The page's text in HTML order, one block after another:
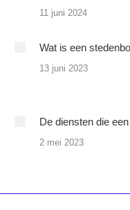
11 juni 2024
Wat is een
13 juni 2023
De diensten die
2 mei 2023